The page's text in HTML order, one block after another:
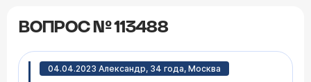
ВОПРОС № 113488
04.04.2023 Александр, 34 года, Москва